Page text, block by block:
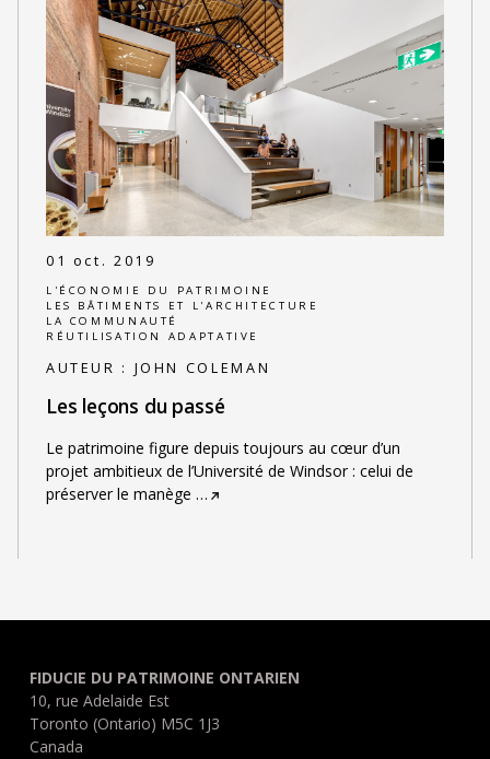
01 oct. 2019
L'ÉCONOMIE DU PATRIMOINE
LES BÂTIMENTS ET L'ARCHITECTURE
LA COMMUNAUTÉ
RÉUTILISATION ADAPTATIVE
AUTEUR : JOHN COLEMAN
Les leçons du passé
Le patrimoine figure depuis toujours au cœur d’un
projet ambitieux de l’Université de Windsor : celui de
préserver le manège …
FIDUCIE DU PATRIMOINE ONTARIEN
10, rue Adelaide Est
Toronto (Ontario) M5C 1J3
Canada